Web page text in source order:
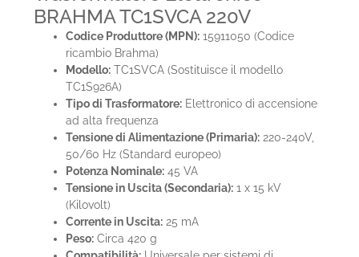
BRAHMA TC1SVCA 220V
Codice Produttore (MPN): 15911050 (Codice
ricambio Brahma)
Modello: TC1SVCA (Sostituisce il modello
TC1S926A)
Tipo di Trasformatore: Elettronico di accensione
ad alta frequenza
Tensione di Alimentazione (Primaria): 220-240V,
50/60 Hz (Standard europeo)
Potenza Nominale: 45 VA
Tensione in Uscita (Secondaria): 1 x 15 kV
(Kilovolt)
Corrente in Uscita: 25 mA
Peso: Circa 420 g